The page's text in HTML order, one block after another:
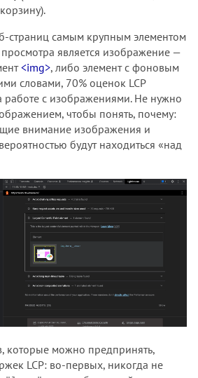
страниц самым крупным элементом
является изображение —
<img>, либо элемент с фоновым
словами, 70% оценок LCP
работе с изображениями. Не нужно
чтобы понять, почему:
внимание изображения и
будут находиться «над
которые можно предпринять,
LCP: во-первых, никогда не